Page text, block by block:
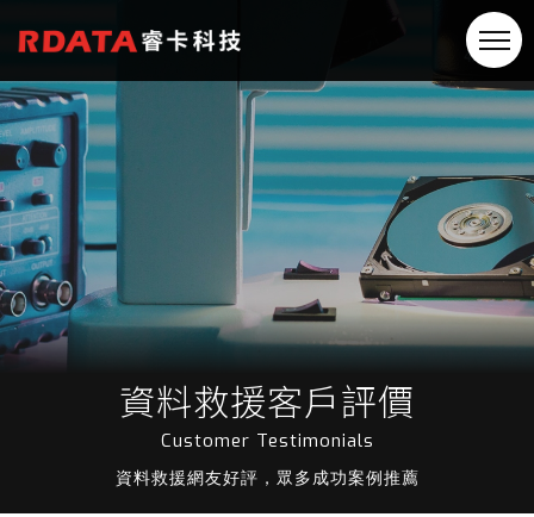
資料救援客戶評價
Customer Testimonials
資料救援網友好評，眾多成功案例推薦